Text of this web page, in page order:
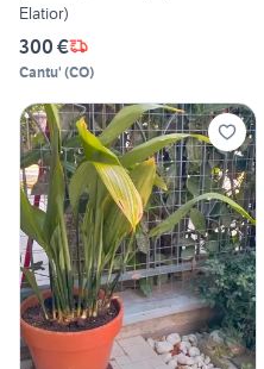
Elatior)
300 €
Cantu' (CO)